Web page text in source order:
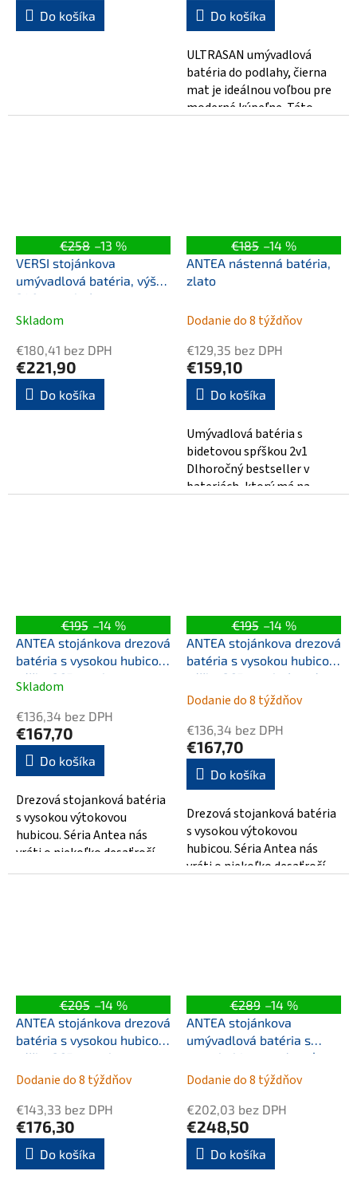
Do košíka Do košíka
ULTRASAN umývadlová
batéria do podlahy, čierna
mat je ideálnou voľbou pre
moderné kúpeľne. Táto
€258 –13 %
VERSI stojánkova
umývadlová batéria, výška
240mm, chróm
Skladom
€180,41 bez DPH
€221,90
Do košíka
€185 –14 %
ANTEA nástenná batéria,
zlato
Dodanie do 8 týždňov
€129,35 bez DPH
€159,10
Do košíka
Umývadlová batéria s
bidetovou spŕškou 2v1
Dlhoročný bestseller v
bateriách, ktorý má na
€195 –14 %
ANTEA stojánkova drezová
batéria s vysokou hubicou,
výška 265mm, bronz
Priemerné
hodnotenie
produktu
je
5,0
z
5
hviezdičiek.
Skladom
€136,34 bez DPH
€167,70
Do košíka
Drezová stojanková batéria
s vysokou výtokovou
hubicou. Séria Antea nás
vráti o niekoľko desaťročí
späť...
€195 –14 %
ANTEA stojánkova drezová
batéria s vysokou hubicou,
výška 265mm, brúsený
nikel
Dodanie do 8 týždňov
€136,34 bez DPH
€167,70
Do košíka
Drezová stojanková batéria
s vysokou výtokovou
hubicou. Séria Antea nás
vráti o niekoľko desaťročí
€205 –14 %
ANTEA stojánkova drezová
batéria s vysokou hubicou,
výška 265mm, zlato
Dodanie do 8 týždňov
€143,33 bez DPH
€176,30
Do košíka
€289 –14 %
ANTEA stojánkova
umývadlová batéria s
retro hubicou s výpusťou,
brúsený nikel
Dodanie do 8 týždňov
€202,03 bez DPH
€248,50
Do košíka